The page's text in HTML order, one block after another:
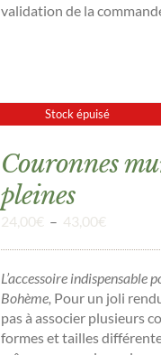
validation de la
Stock épuisé
Couronnes
pleines
24,00€ – 43,00€
24,00€
à
43,00€
L’accessoire indispensable
Bohème, Pour un joli
pas à associer plusieurs
formes et tailles